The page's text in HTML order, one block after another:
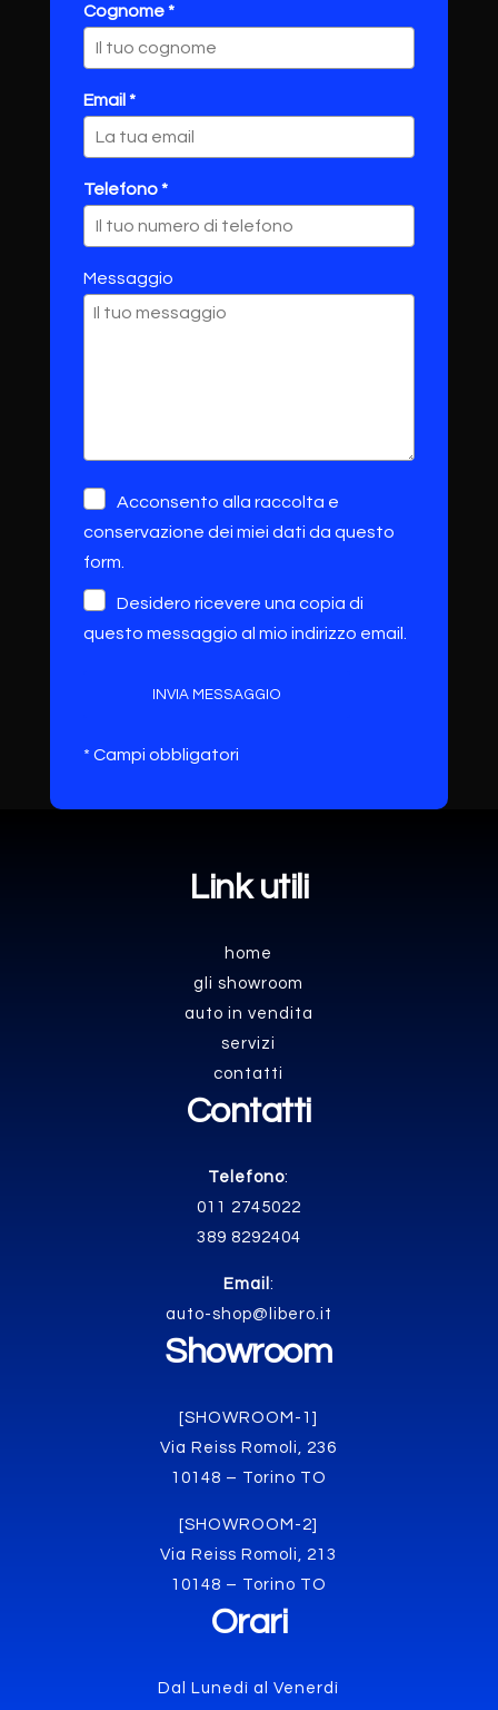
Cognome *
Email *
Telefono *
Messaggio
Acconsento alla raccolta e
conservazione dei miei dati da questo
form.
Desidero ricevere una copia di
questo messaggio al mio indirizzo email.
INVIA MESSAGGIO
* Campi obbligatori
Link utili
home
gli showroom
auto in vendita
servizi
contatti
Contatti
Telefono:
011 2745022
389 8292404
Email :
auto-shop@libero.it
Showroom
[SHOWROOM-1]
Via Reiss Romoli, 236
10148 – Torino TO
[SHOWROOM-2]
Via Reiss Romoli, 213
10148 – Torino TO
Orari
Dal Lunedì al Venerdì